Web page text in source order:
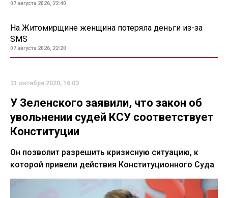
07 августа 2026, 22:40
На Житомирщине женщина потеряла деньги из-за
SMS
07 августа 2026, 22:20
31 октября 2020, 16:03
У Зеленского заявили, что закон об
увольнении судей КСУ соответствует
Конституции
Он позволит разрешить кризисную ситуацию, к
которой привели действия Конституционного Суда